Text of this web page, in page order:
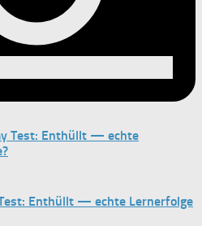
Enthüllt — echte Lernerfolge